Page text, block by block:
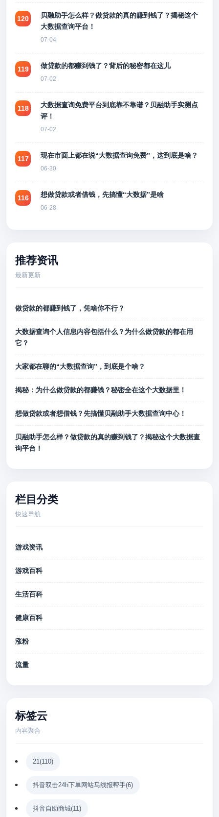
120
贝融助手怎么样？做贷款的真的赚到钱了？揭秘这个
大数据查询平台！
07-04
119 做贷款的都赚到钱了？背后的秘密都在这儿
07-02
118
大数据查询免费平台到底靠不靠谱？贝融助手实测点
评！
07-02
117 现在市面上都在说“大数据查询免费”，这到底是啥？
06-30
116 想做贷款或者借钱，先搞懂“大数据”是啥
06-28
推荐资讯
最新更新
做贷款的都赚到钱了，凭啥你不行？
大数据查询个人信息内容包括什么？为什么做贷款的都在用
它？
大家都在聊的“大数据查询”，到底是个啥？
揭秘：为什么做贷款的都赚钱？秘密全在这个大数据里！
想做贷款或者想借钱？先搞懂贝融助手大数据查询中心！
贝融助手怎么样？做贷款的真的赚到钱了？揭秘这个大数据查
询平台！
栏目分类
快速导航
游戏资讯
游戏百科
生活百科
健康百科
涨粉
流量
标签云
内容聚合
21(110)
抖音双击24h下单网站马线报帮手(6)
抖音自助商城(11)